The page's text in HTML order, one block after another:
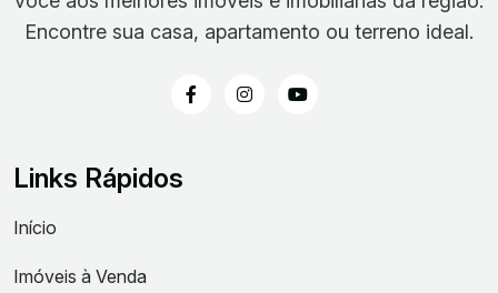
Encontre sua casa, apartamento ou terreno ideal.
Links Rápidos
Início
Imóveis à Venda